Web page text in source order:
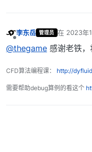
李东岳 管理员 在 2023年
最后由 编辑
@thegame 感谢老铁
CFD算法编程课： http://
需要帮助debug算例的看这个